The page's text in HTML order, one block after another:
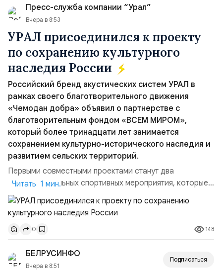
Пресс-служба компании “Урал”
Вчера в 8:53
УРАЛ присоединился к проекту
по сохранению культурного
наследия России
Российский бренд акустических систем УРАЛ в
рамках своего благотворительного движения
«Чемодан добра» объявил о партнерстве с
благотворительным фондом «ВСЕМ МИРОМ»,
который более тринадцати лет занимается
сохранением культурно-исторического наследия и
развитием сельских территорий.
Первыми совместными проектами станут два
благотворительных спортивных мероприятия, которые
пройдут в августе в Ивановской области и объединят
жителей региона, волонтеров и участников со всей
страны. Для УРАЛ это продолжение философии
бренда, основанной на развитии российского
производства и продвижении русского звука.
Компания убеждена, что уважение к с...
Читать 1 мин.
0 148
БЕЛРУСИНФО
Вчера в 8:51
Подписаться